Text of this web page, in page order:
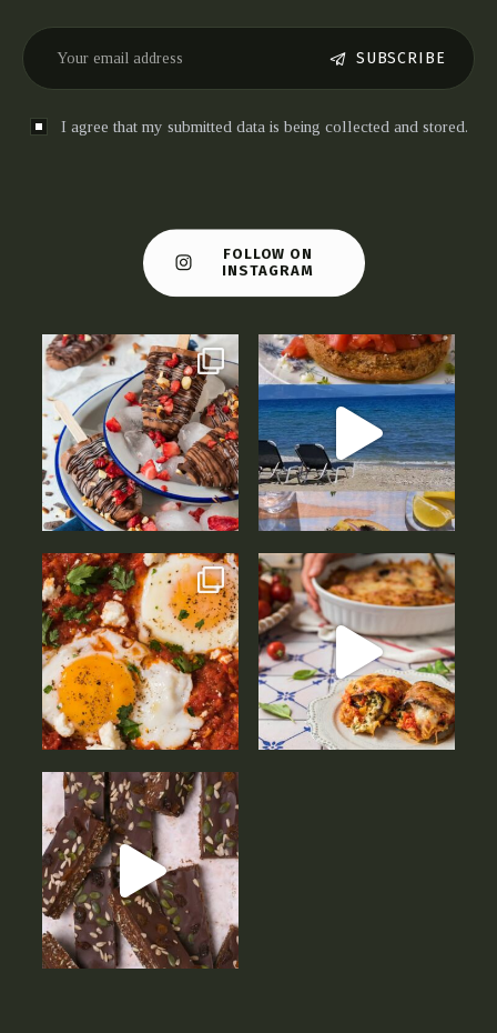
SUBSCRIBE
I agree that my submitted data is being collected and stored.
FOLLOW ON
INSTAGRAM